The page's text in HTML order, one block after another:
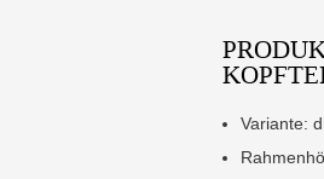
Variante: